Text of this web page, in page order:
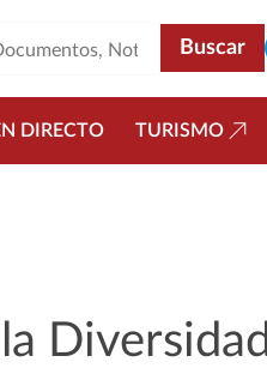
DIRECTO TURISMO
Diversidad